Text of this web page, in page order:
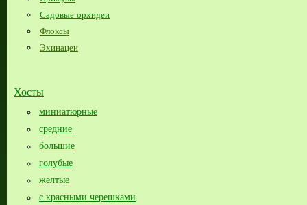
Садовые орхидеи
Флоксы
Эхинацеи
Хосты
миниатюрные
средние
большие​
голубые
желтые
с красными черешками